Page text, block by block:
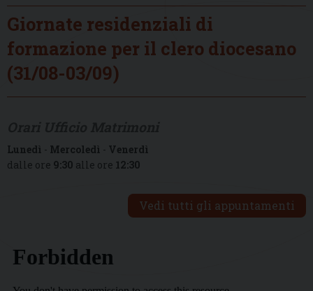
Giornate residenziali di
formazione per il clero diocesano
(31/08-03/09)
Lunedì - Mercoledì - Venerdì
dalle ore 9:30 alle ore 12:30
Vedi tutti gli appuntamenti